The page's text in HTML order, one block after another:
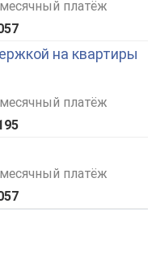
платёж
на квартиры
платёж
платёж